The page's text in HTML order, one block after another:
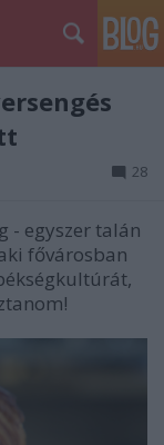
28
- egyszer talán
fővárosban